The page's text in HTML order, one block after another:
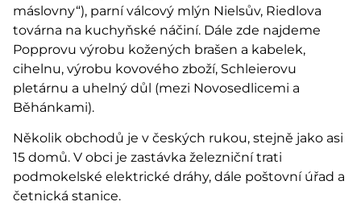
máslovny“), parní válcový mlýn Nielsův, Riedlova
továrna na kuchyňské náčiní. Dále zde najdeme
Popprovu výrobu kožených brašen a kabelek,
cihelnu, výrobu kovového zboží, Schleierovu
pletárnu a uhelný důl (mezi Novosedlicemi a
Běhánkami).
Několik obchodů je v českých rukou, stejně jako asi
15 domů. V obci je zastávka železniční trati
podmokelské elektrické dráhy, dále poštovní úřad a
četnická stanice.